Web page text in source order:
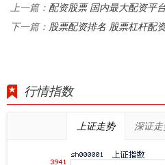
上一篇： 配资股票 国内最大配资平
下一篇： 股票配资排名 股票杠杆配
行情指数
上证走势 深证走